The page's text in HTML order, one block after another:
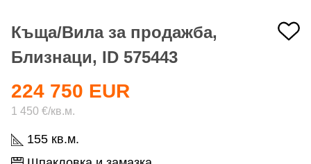
Къща/Вила за продажба,
Близнаци, ID 575443
155 кв.м.
224 750 EUR
1 450 €/кв.м.